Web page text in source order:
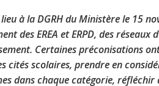
à la DGRH du Ministère le 15
des EREA et ERPD, des
Certaines préconisations
cités scolaires, prendre en
dans chaque catégorie, réfléchir